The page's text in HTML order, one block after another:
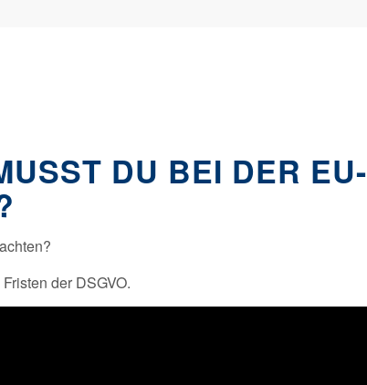
DU BEI DER EU-
der DSGVO.